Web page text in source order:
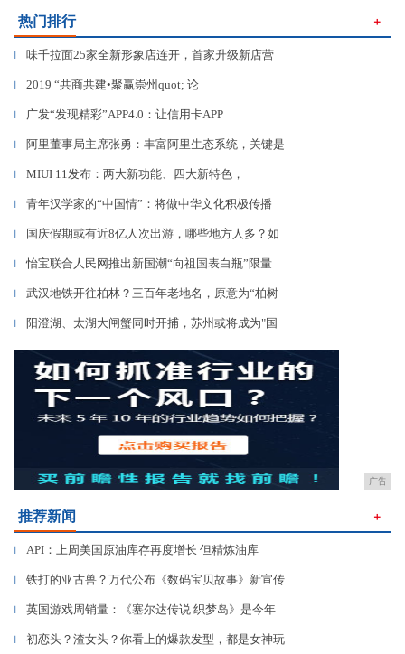
热门排行 ＋
▎ 味千拉面25家全新形象店连开，首家升级新店营
▎ 2019 “共商共建•聚赢崇州quot; 论
▎ 广发“发现精彩”APP4.0：让信用卡APP
▎ 阿里董事局主席张勇：丰富阿里生态系统，关键是
▎ MIUI 11发布：两大新功能、四大新特色，
▎ 青年汉学家的“中国情”：将做中华文化积极传播
▎ 国庆假期或有近8亿人次出游，哪些地方人多？如
▎ 怡宝联合人民网推出新国潮“向祖国表白瓶”限量
▎ 武汉地铁开往柏林？三百年老地名，原意为“柏树
▎ 阳澄湖、太湖大闸蟹同时开捕，苏州或将成为"国
广告
推荐新闻 ＋
▎ API：上周美国原油库存再度增长 但精炼油库
▎ 铁打的亚古兽？万代公布《数码宝贝故事》新宣传
▎ 英国游戏周销量：《塞尔达传说 织梦岛》是今年
▎ 初恋头？渣女头？你看上的爆款发型，都是女神玩